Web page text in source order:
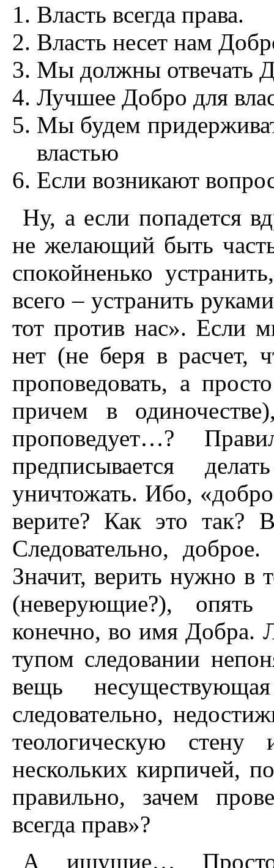
Власть всегда права.
Власть несет нам
Мы должны отвечать
Лучшее Добро для
Мы будем
властью
Если возникают
Ну, а если попадется
не желающий быть
спокойненько
всего – устранить
тот против нас». Если
нет (не беря в расчет,
проповедовать, а
причем в
проповедует…?
предписывается
уничтожать. Ибо,
верите? Как это так?
Следовательно,
Значит, верить нужно в
(неверующие?),
конечно, во имя Добра.
тупом следовании
вещь
следовательно,
теологическую
нескольких кирпичей,
правильно, зачем
всегда прав»?
А ищущие… Просто